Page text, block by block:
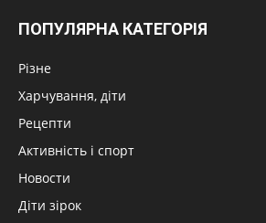
ПОПУЛЯРНА КАТЕГОРІЯ
Різне
Харчування, діти
Рецепти
Активність і спорт
Новости
Діти зірок